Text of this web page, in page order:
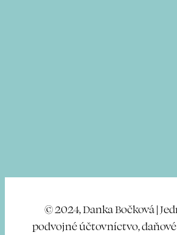
© 2024, Danka Bočková |
podvojné účtovníctvo,